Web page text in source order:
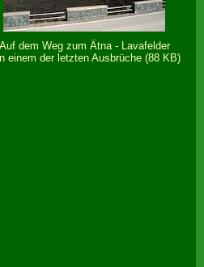
Auf dem Weg zum Ätna - Lavafelder
einem der letzten Ausbrüche (88 KB)